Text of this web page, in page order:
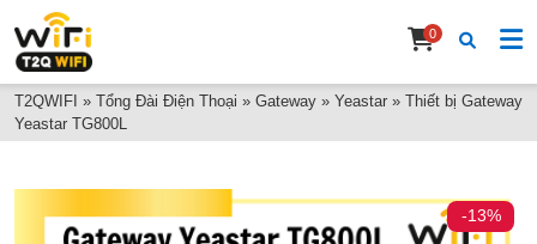
0
T2QWIFI » Tổng Đài Điện Thoại » Gateway » Yeastar » Thiết bị Gateway
Yeastar TG800L
-13%